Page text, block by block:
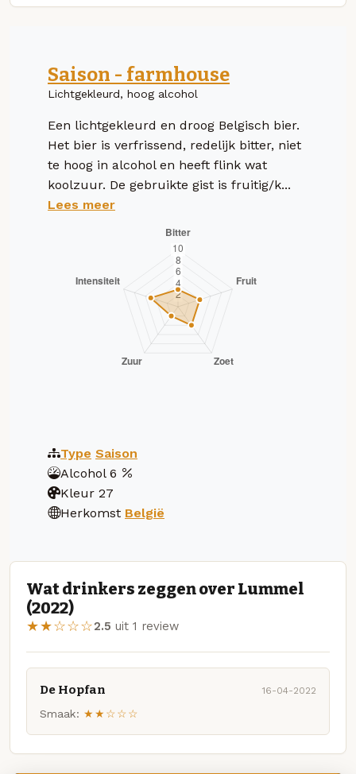
Saison - farmhouse
Lichtgekleurd, hoog alcohol
Een lichtgekleurd en droog Belgisch bier.
Het bier is verfrissend, redelijk bitter, niet
te hoog in alcohol en heeft flink wat
koolzuur. De gebruikte gist is fruitig/k...
Lees meer
Type Saison
Alcohol 6
Kleur 27
Herkomst België
Wat drinkers zeggen over Lummel
(2022)
★★☆☆☆2.5 uit 1 review
De Hopfan 16-04-2022
Smaak: ★★☆☆☆